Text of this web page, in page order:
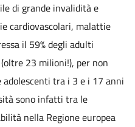
di grande invalidità e
cardiovascolari, malattie
il 59% degli adulti
23 milioni!), per non
adolescenti tra i 3 e i 17 anni
sono infatti tra le
nella Regione europea